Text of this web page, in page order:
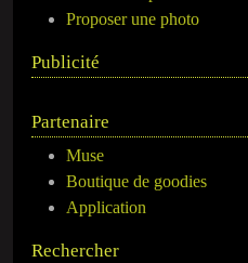
Proposer une photo
Publicité
Partenaire
Muse
Boutique de goodies
Application
Rechercher